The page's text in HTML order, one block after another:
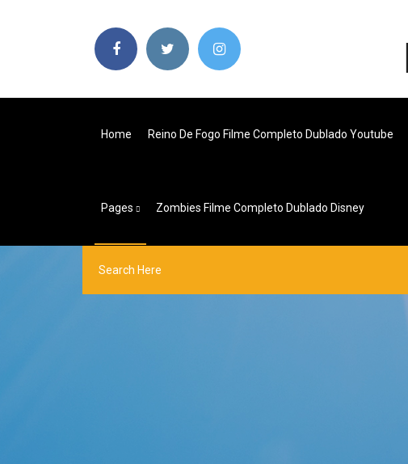
Home Reino De Fogo Filme Completo Dublado Youtube
Pages Zombies Filme Completo Dublado Disney